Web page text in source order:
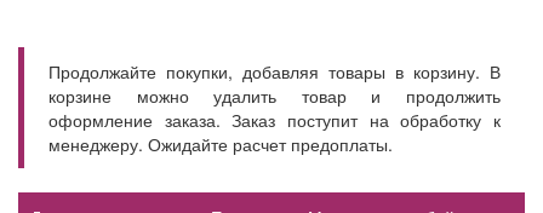
Продолжайте покупки, добавляя товары в корзину. В
корзине можно удалить товар и продолжить
оформление заказа. Заказ поступит на обработку к
менеджеру. Ожидайте расчет предоплаты.